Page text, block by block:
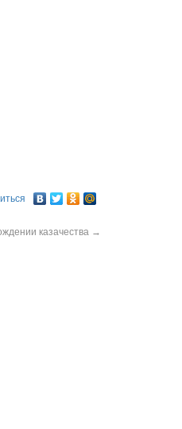
казачества →